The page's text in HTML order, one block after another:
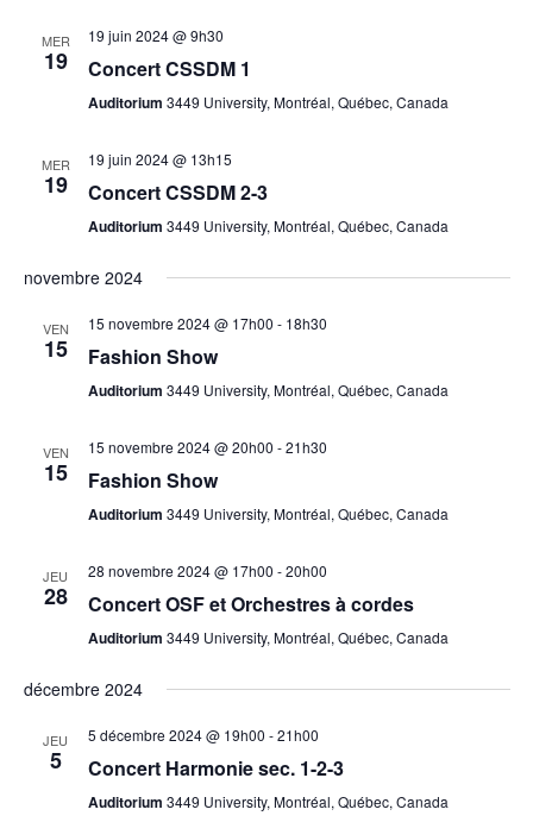
MER
19
19 juin 2024 @ 9h30
Concert CSSDM 1
Auditorium 3449 University, Montréal, Québec, Canada
MER
19
19 juin 2024 @ 13h15
Concert CSSDM 2-3
Auditorium 3449 University, Montréal, Québec, Canada
novembre 2024
VEN
15
15 novembre 2024 @ 17h00 - 18h30
Fashion Show
Auditorium 3449 University, Montréal, Québec, Canada
VEN
15
15 novembre 2024 @ 20h00 -21h30
Fashion Show
Auditorium 3449 University, Montréal, Québec, Canada
JEU
28
28 novembre 2024 @ 17h00 -20h00
Concert OSF et Orchestres à cordes
Auditorium 3449 University, Montréal, Québec, Canada
décembre 2024
JEU
5
5 décembre 2024 @ 19h00 -21h00
Concert Harmonie sec. 1-2-3
Auditorium 3449 University, Montréal, Québec, Canada